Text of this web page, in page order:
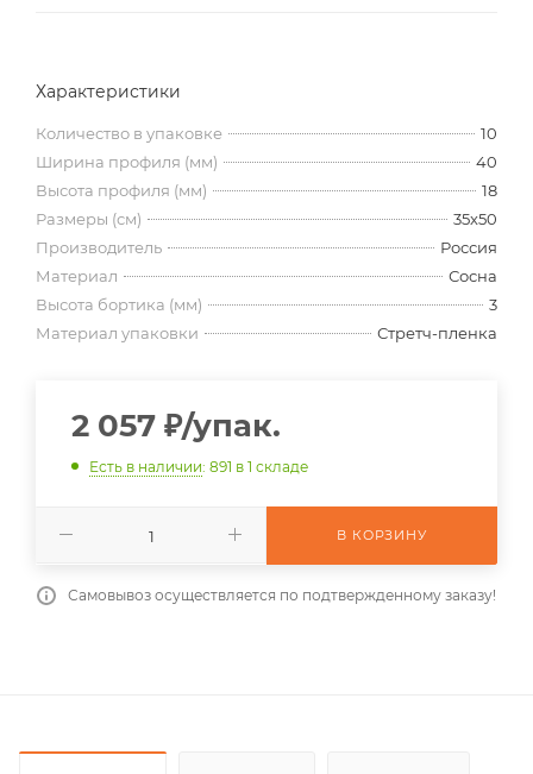
Характеристики
Количество в упаковке
10
Ширина профиля (мм)
40
Высота профиля (мм)
18
Размеры (см)
35x50
Производитель
Россия
Материал
Сосна
Высота бортика (мм)
3
Материал упаковки
Стретч-пленка
2 057 ₽/упак.
Есть в наличии: 891 в 1 складе
В КОРЗИНУ
Самовывоз осуществляется по подтвержденному заказу!